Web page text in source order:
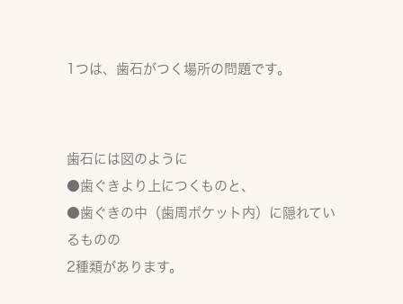
1つは、歯石がつく場所の問題です。
歯石には図のように
●歯ぐきより上につくもの と、
●歯ぐきの中（歯周ポケット内）に隠れてい
るものの
2種類があります。